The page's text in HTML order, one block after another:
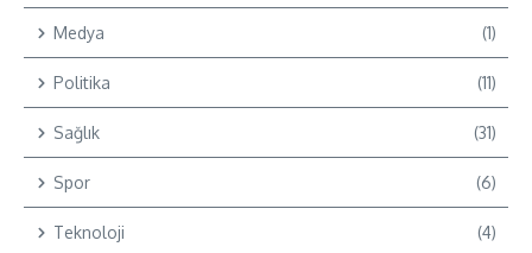
Medya (1)
Politika (11)
Sağlık (31)
Spor (6)
Teknoloji (4)